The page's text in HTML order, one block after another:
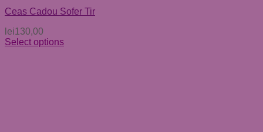
Ceas Cadou Sofer Tir
lei130,00
Select options